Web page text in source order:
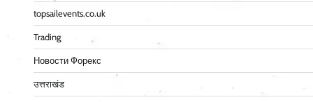
topsailevents.co.uk
Trading
Новости Форекс
उत्तराखंड